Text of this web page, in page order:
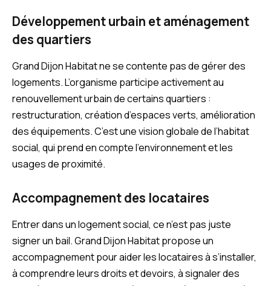
Développement urbain et aménagement
des quartiers
Grand Dijon Habitat ne se contente pas de gérer des
logements. L’organisme participe activement au
renouvellement urbain de certains quartiers :
restructuration, création d’espaces verts, amélioration
des équipements. C’est une vision globale de l’habitat
social, qui prend en compte l’environnement et les
usages de proximité.
Accompagnement des locataires
Entrer dans un logement social, ce n’est pas juste
signer un bail. Grand Dijon Habitat propose un
accompagnement pour aider les locataires à s’installer,
à comprendre leurs droits et devoirs, à signaler des